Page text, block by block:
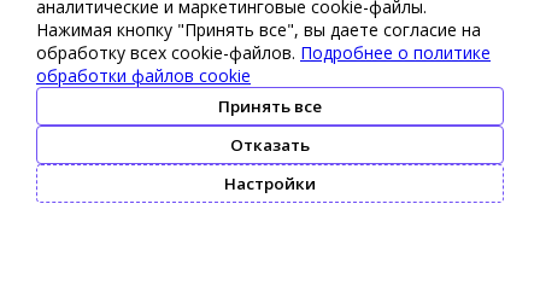
аналитические и маркетинговые сооkіе-файлы.
Нажимая кнопку "Принять все", вы даете согласие на
обработку всех cookie-файлов. Подробнее о политике
обработки файлов cookie
Принять все
Отказать
Настройки